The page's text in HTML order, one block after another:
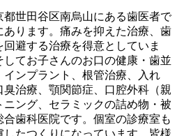
世田谷区南烏山にある歯医者で
ります。痛みを抑えた治療、歯
避する治療を得意としていま
てお子さんのお口の健康・歯並
ンプラント、根管治療、入れ
治療、顎関節症、口腔外科（親
ング、セラミックの詰め物・被
歯科医院です。個室の診療室も